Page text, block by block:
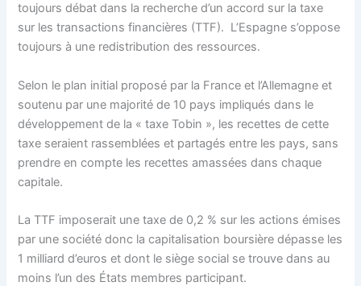
toujours débat dans la recherche d’un accord sur la taxe
sur les transactions financières (TTF). L’Espagne s’oppose
toujours à une redistribution des ressources.
Selon le plan initial proposé par la France et l’Allemagne et
soutenu par une majorité de 10 pays impliqués dans le
développement de la « taxe Tobin », les recettes de cette
taxe seraient rassemblées et partagés entre les pays, sans
prendre en compte les recettes amassées dans chaque
capitale.
La TTF imposerait une taxe de 0,2 % sur les actions émises
par une société donc la capitalisation boursière dépasse les
1 milliard d’euros et dont le siège social se trouve dans au
moins l’un des États membres participant.